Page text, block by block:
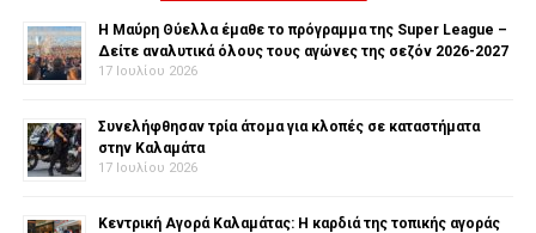
Η Μαύρη Θύελλα έμαθε το πρόγραμμα της Super League –
Δείτε αναλυτικά όλους τους αγώνες της σεζόν 2026-2027
17 Ιουλίου 2026
Συνελήφθησαν τρία άτομα για κλοπές σε καταστήματα
στην Καλαμάτα
17 Ιουλίου 2026
Κεντρική Αγορά Καλαμάτας: Η καρδιά της τοπικής αγοράς